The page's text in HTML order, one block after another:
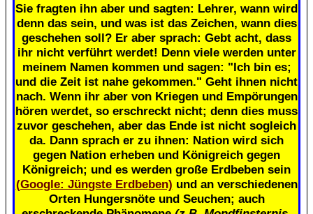
Sie fragten ihn aber und sagten: Lehrer, wann wird
denn das sein, und was ist das Zeichen, wann dies
geschehen soll? Er aber sprach: Gebt acht, dass
ihr nicht verführt werdet! Denn viele werden unter
meinem Namen kommen und sagen: "Ich bin es;
und die Zeit ist nahe gekommen." Geht ihnen nicht
nach. Wenn ihr aber von Kriegen und Empörungen
hören werdet, so erschreckt nicht; denn dies muss
zuvor geschehen, aber das Ende ist nicht sogleich
da. Dann sprach er zu ihnen: Nation wird sich
gegen Nation erheben und Königreich gegen
Königreich; und es werden große Erdbeben sein
(Google: Jüngste Erdbeben) und an verschiedenen
Orten Hungersnöte und Seuchen; auch